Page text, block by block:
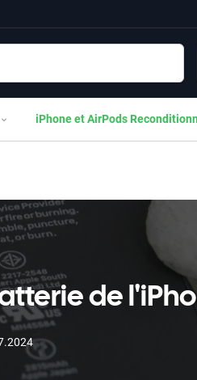
iPhone et AirPods
de